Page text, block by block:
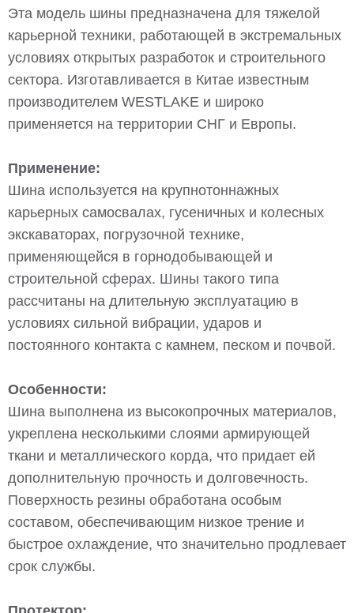
Эта модель шины предназначена для тяжелой
карьерной техники, работающей в экстремальных
условиях открытых разработок и строительного
сектора. Изготавливается в Китае известным
производителем WESTLAKE и широко
применяется на территории СНГ и Европы.
Применение:
Шина используется на крупнотоннажных
карьерных самосвалах, гусеничных и колесных
экскаваторах, погрузочной технике,
применяющейся в горнодобывающей и
строительной сферах. Шины такого типа
рассчитаны на длительную эксплуатацию в
условиях сильной вибрации, ударов и
постоянного контакта с камнем, песком и почвой.
Особенности:
Шина выполнена из высокопрочных материалов,
укреплена несколькими слоями армирующей
ткани и металлического корда, что придает ей
дополнительную прочность и долговечность.
Поверхность резины обработана особым
составом, обеспечивающим низкое трение и
быстрое охлаждение, что значительно продлевает
срок службы.